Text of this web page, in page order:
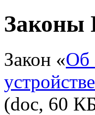
Законы
Закон «Об
(doc, 60